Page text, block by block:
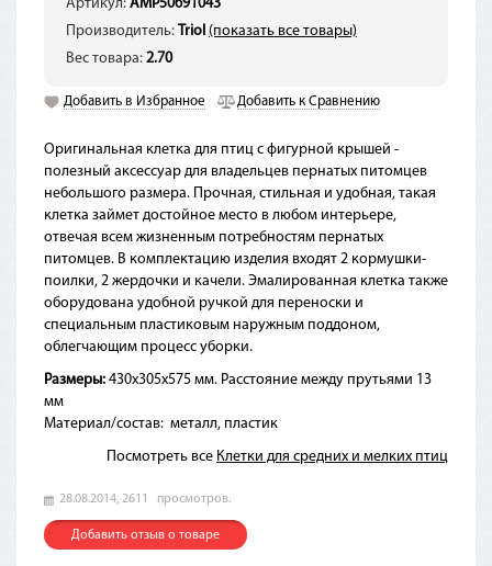
Артикул: AMP50691043
Производитель: Triol (показать все товары)
Вес товара: 2.70
Добавить в Избранное Добавить к Сравнению
Оригинальная клетка для птиц с фигурной крышей -
полезный аксессуар для владельцев пернатых питомцев
небольшого размера. Прочная, стильная и удобная, такая
клетка займет достойное место в любом интерьере,
отвечая всем жизненным потребностям пернатых
питомцев. В комплектацию изделия входят 2 кормушки-
поилки, 2 жердочки и качели. Эмалированная клетка также
оборудована удобной ручкой для переноски и
специальным пластиковым наружным поддоном,
облегчающим процесс уборки.
Размеры: 430х305х575 мм. Расстояние между прутьями 13
мм
Материал/состав: металл, пластик
Посмотреть все Клетки для средних и мелких птиц
28.08.2014, 2611 просмотров.
Добавить отзыв о товаре